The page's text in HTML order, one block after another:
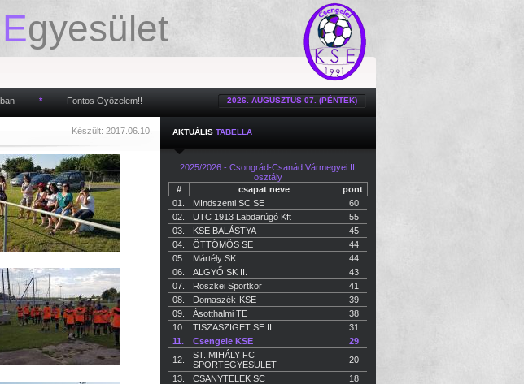
Egyesület
Fontos Győzelem!! 2026. AUGUSZTUS 07. (PÉNTEK)
Készült: 2017.06.10. AKTUÁLIS TABELLA
2025/2026 - Csongrád-Csanád Vármegyei II.
osztály
#
csapat neve
pont
01.
MIndszenti SC SE
60
02.
UTC 1913 Labdarúgó Kft
55
03.
KSE BALÁSTYA
45
04.
ÖTTÖMÖS SE
44
05.
Mártély SK
44
06.
ALGYŐ SK II.
43
07.
Röszkei Sportkör
41
08.
Domaszék-KSE
39
09.
Ásotthalmi TE
38
10.
TISZASZIGET SE II.
31
11.
Csengele KSE
29
12.
ST. MIHÁLY FC
SPORTEGYESÜLET
20
13.
CSANYTELEK SC
18